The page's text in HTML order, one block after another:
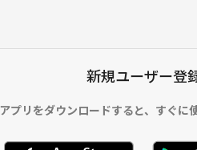
新規ユーザー登
アプリをダウンロードすると、 すぐに